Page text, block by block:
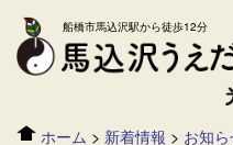
船橋市馬込沢駅から徒歩12分
ホーム > 新着情報 > お知